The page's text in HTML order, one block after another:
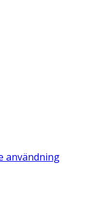
användning